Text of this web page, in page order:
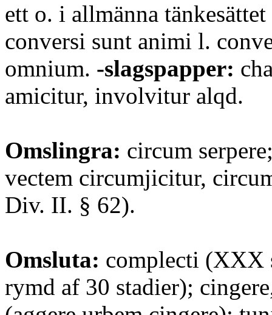
ett o. i allmänna
conversi sunt animi l.
omnium. -slagspapper:
amicitur, involvitur alqd.
Omslingra: circum
vectem circumjicitur,
Div. II. § 62).
Omsluta: complecti (XXX
rymd af 30 stadier);